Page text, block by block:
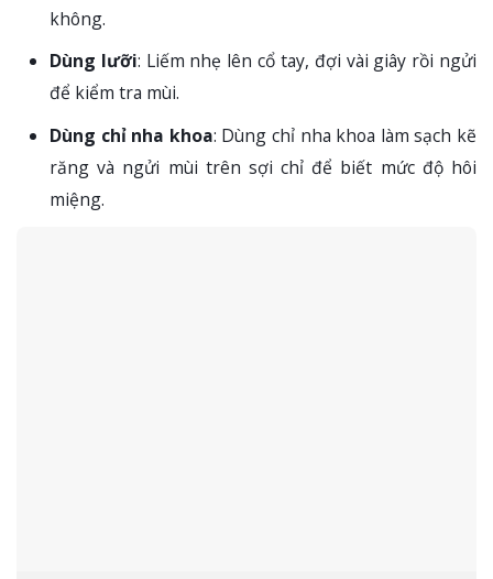
không.
Dùng lưỡi: Liếm nhẹ lên cổ tay, đợi vài giây rồi ngửi
để kiểm tra mùi.
Dùng chỉ nha khoa: Dùng chỉ nha khoa làm sạch kẽ
răng và ngửi mùi trên sợi chỉ để biết mức độ hôi
miệng.